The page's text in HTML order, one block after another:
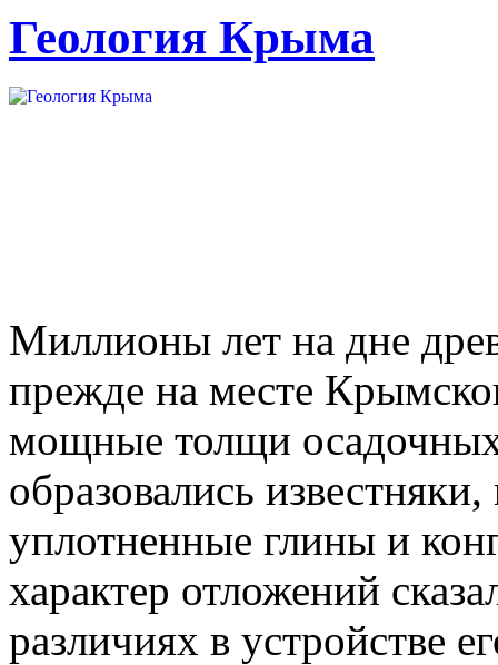
Геология Крыма
Миллионы лет на дне
прежде на месте
мощные толщи
образовались
уплотненные глины и
характер отложений
различиях в устройстве